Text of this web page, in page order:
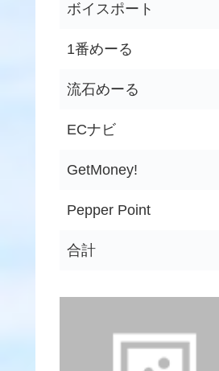
ボイスポート
1番めーる
流石めーる
ECナビ
GetMoney!
Pepper Point
合計